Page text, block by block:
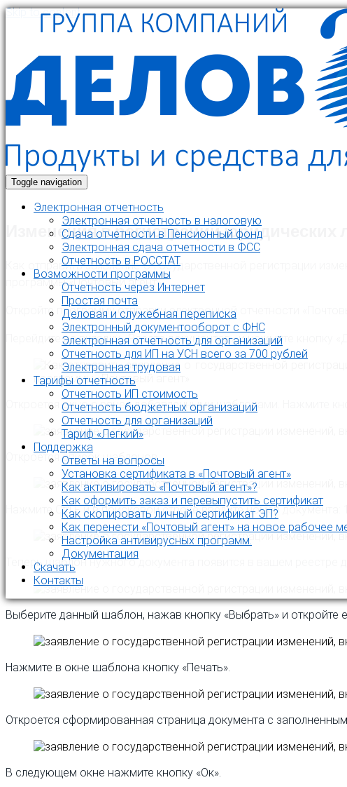
Skip to content
Toggle navigation
Электронная отчетность
Электронная отчетность в налоговую
Cдача отчетности в Пенсионный фонд
Электронная сдача отчетности в ФСС
Отчетность в РОССТАТ
Возможности программы
Отчетность через Интернет
Простая почта
Деловая и служебная переписка
Электронный документооборот с ФНС
Электронная отчетность для организаций
Отчетность для ИП на УСН всего за 700 рублей
Электронная трудовая
Тарифы отчетность
Отчетность ИП стоимость
Отчетность бюджетных организаций
Отчетность для организаций
Тариф «Легкий»
Поддержка
Ответы на вопросы
Установка сертификата в «Почтовый агент»
Как активировать «Почтовый агент»?
Как оформить заказ и перевыпустить сертификат
Как скопировать личный сертификат ЭП?
Как перенести «Почтовый агент» на новое рабочее
Настройка антивирусных программ.
Документация
Скачать
Контакты
Изменения в регистрации юридических
Как отправить заявление о государственной регистрации
программы «Почтовый агент».
Откройте программу отправки электронной отчетности
Перейдите на вкладку «Реестр документов» и нажмите кнопку
Откроется окно с ранее добавленными шаблонами. Нажмите
Откроется список шаблонов.
Нажмите Ctrl F и в поисковой строке введите номер
Теперь шаблон нужного документа появится в вашем реестре
Выберите данный шаблон, нажав кнопку «Выбрать» и откройте
Нажмите в окне шаблона кнопку «Печать».
Откроется сформированная страница документа с
В следующем окне нажмите кнопку «Ок».